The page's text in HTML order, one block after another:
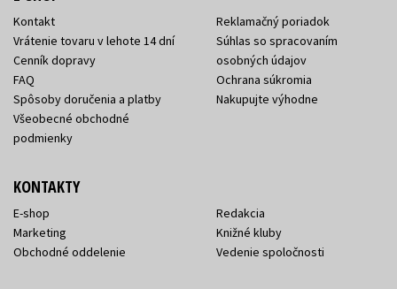
Kontakt
Vrátenie tovaru v lehote 14 dní
Cenník dopravy
FAQ
Spôsoby doručenia a platby
Všeobecné obchodné
podmienky
Reklamačný poriadok
Súhlas so spracovaním
osobných údajov
Ochrana súkromia
Nakupujte výhodne
KONTAKTY
E-shop
Marketing
Obchodné oddelenie
Redakcia
Knižné kluby
Vedenie spoločnosti